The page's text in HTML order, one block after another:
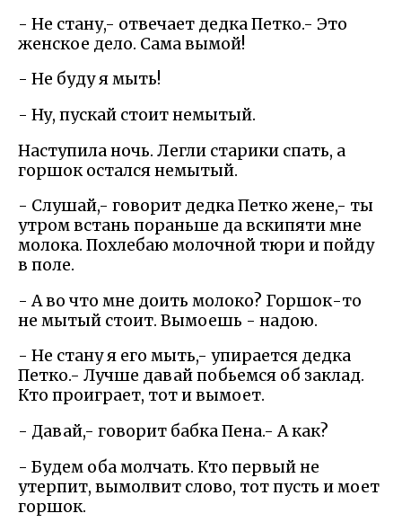
- Не стану,- отвечает дедка Петко.- Это
женское дело. Сама вымой!
- Не буду я мыть!
- Ну, пускай стоит немытый.
Наступила ночь. Легли старики спать, а
горшок остался немытый.
- Слушай,- говорит дедка Петко жене,- ты
утром встань пораньше да вскипяти мне
молока. Похлебаю молочной тюри и пойду
в поле.
- А во что мне доить молоко? Горшок-то
не мытый стоит. Вымоешь - надою.
- Не стану я его мыть,- упирается дедка
Петко.- Лучше давай побьемся об заклад.
Кто проиграет, тот и вымоет.
- Давай,- говорит бабка Пена.- А как?
- Будем оба молчать. Кто первый не
утерпит, вымолвит слово, тот пусть и моет
горшок.